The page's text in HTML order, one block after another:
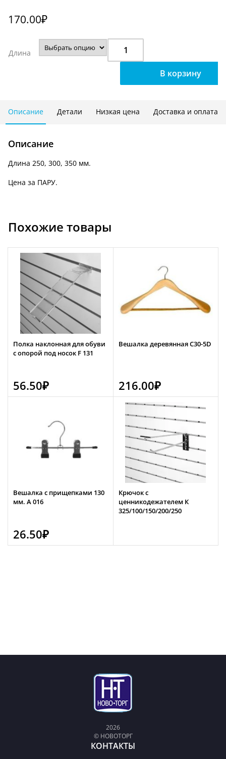
170.00₽
Длина
Кронштейн
для
В корзину
Описание Детали Низкая цена Доставка и оплата
Описание
Длина 250, 300, 350 мм.
Цена за ПАРУ.
Похожие товары
Полка наклонная для обуви
с опорой под носок F 131
56.50₽
Вешалка деревянная C30-5D
216.00₽
Вешалка с прищепками 130
мм. А 016
26.50₽
Крючок с
ценникодежателем К
325/100/150/200/250
2026
© НОВОТОРГ
КОНТАКТЫ